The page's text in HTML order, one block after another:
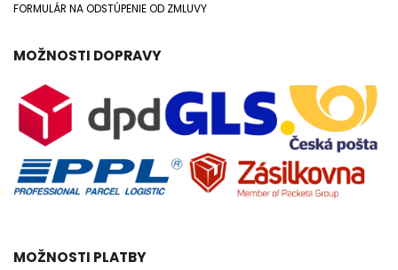
FORMULÁR NA ODSTÚPENIE OD ZMLUVY
MOŽNOSTI DOPRAVY
MOŽNOSTI PLATBY